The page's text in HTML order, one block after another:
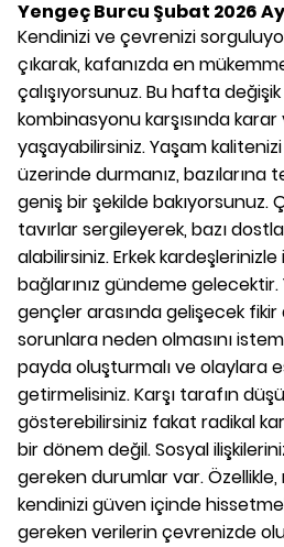
Yengeç Burcu Şubat 2026
Kendinizi ve çevrenizi
çıkarak, kafanızda en
çalışıyorsunuz. Bu hafta
kombinasyonu karşısında
yaşayabilirsiniz. Yaşam
üzerinde durmanız, bazılarına
geniş bir şekilde bakıyorsunuz.
tavırlar sergileyerek, bazı
alabilirsiniz. Erkek
bağlarınız gündeme gelecektir.
gençler arasında gelişecek fikir
sorunlara neden olmasını
payda oluşturmalı ve olaylara
getirmelisiniz. Karşı tarafın
gösterebilirsiniz fakat radikal
bir dönem değil. Sosyal
gereken durumlar var.
kendinizi güven içinde
gereken verilerin çevrenizde